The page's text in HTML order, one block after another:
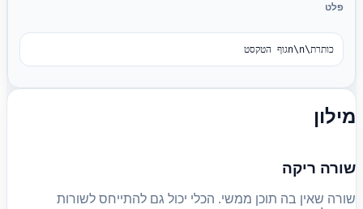
פלט
כותרת\n\nגוף הטקסט
מילון
שורה ריקה
שורה שאין בה תוכן ממשי. הכלי יכול גם להתייחס לשורות